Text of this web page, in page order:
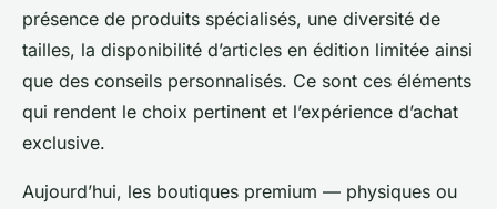
présence de produits spécialisés, une diversité de
tailles, la disponibilité d’articles en édition limitée ainsi
que des conseils personnalisés. Ce sont ces éléments
qui rendent le choix pertinent et l’expérience d’achat
exclusive.
Aujourd’hui, les boutiques premium — physiques ou